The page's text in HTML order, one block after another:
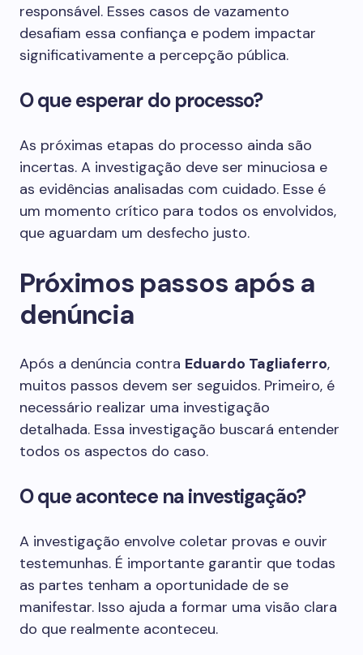
responsável. Esses casos de vazamento
desafiam essa confiança e podem impactar
significativamente a percepção pública.
O que esperar do processo?
As próximas etapas do processo ainda são
incertas. A investigação deve ser minuciosa e
as evidências analisadas com cuidado. Esse é
um momento crítico para todos os envolvidos,
que aguardam um desfecho justo.
Próximos passos após a
denúncia
Após a denúncia contra Eduardo Tagliaferro,
muitos passos devem ser seguidos. Primeiro, é
necessário realizar uma investigação
detalhada. Essa investigação buscará entender
todos os aspectos do caso.
O que acontece na investigação?
A investigação envolve coletar provas e ouvir
testemunhas. É importante garantir que todas
as partes tenham a oportunidade de se
manifestar. Isso ajuda a formar uma visão clara
do que realmente aconteceu.